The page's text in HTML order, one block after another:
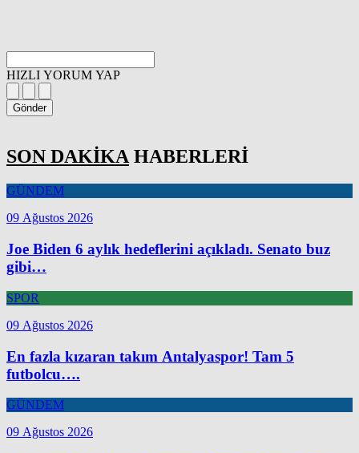
HIZLI YORUM YAP
Gönder
SON DAKİKAHABERLERİ
GÜNDEM
09 Ağustos 2026
Joe Biden 6 aylık hedeflerini açıkladı. Senato buz
gibi…
SPOR
09 Ağustos 2026
En fazla kızaran takım Antalyaspor! Tam 5
futbolcu….
GÜNDEM
09 Ağustos 2026